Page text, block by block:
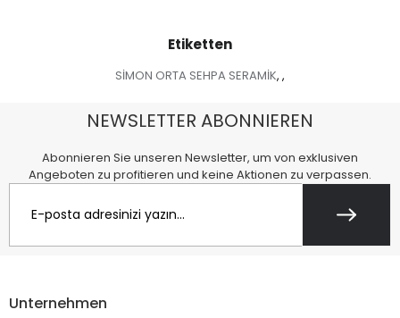
Etiketten
SİMON ORTA SEHPA SERAMİK, ,
NEWSLETTER ABONNIEREN
Abonnieren Sie unseren Newsletter, um von exklusiven
Angeboten zu profitieren und keine Aktionen zu verpassen.
Unternehmen